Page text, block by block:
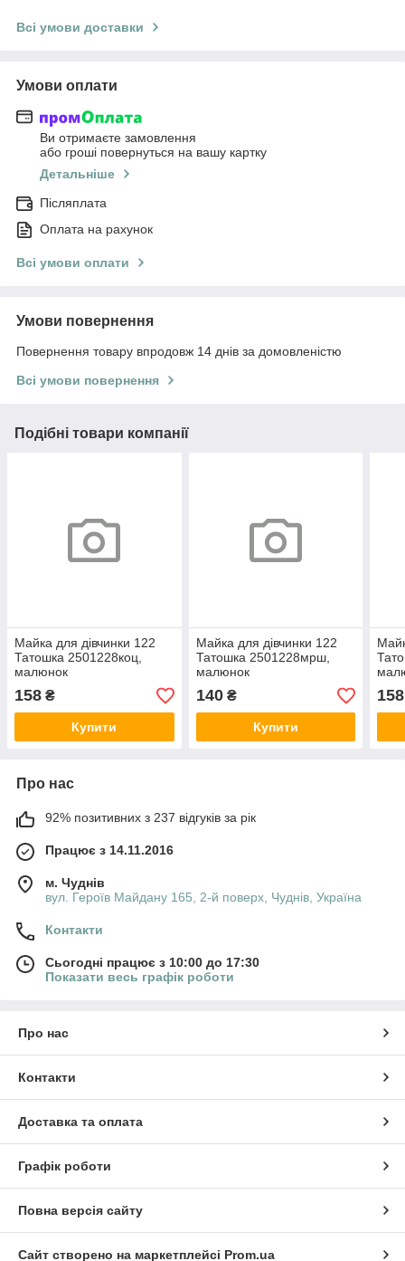
Всі умови доставки
Умови оплати
Ви отримаєте замовлення
або гроші повернуться на вашу картку
Детальніше
Післяплата
Оплата на рахунок
Всі умови оплати
Умови повернення
Повернення товару впродовж 14 днів за домовленістю
Всі умови повернення
Подібні товари компанії
Майка для дівчинки 122
Татошка 2501228коц,
малюнок
158 ₴
Купити
Майка для дівчинки 122
Татошка 2501228мрш,
малюнок
140₴
Купити
158
Про нас
92% позитивних з 237 відгуків за рік
Працює з 14.11.2016
м. Чуднів
вул. Героїв Майдану 165, 2-й поверх, Чуднів, Україна
Контакти
Сьогодні працює з 10:00 до 17:30
Показати весь графік роботи
Про нас
Контакти
Доставка та оплата
Графік роботи
Повна версія сайту
Сайт створено на маркетплейсі Prom.ua